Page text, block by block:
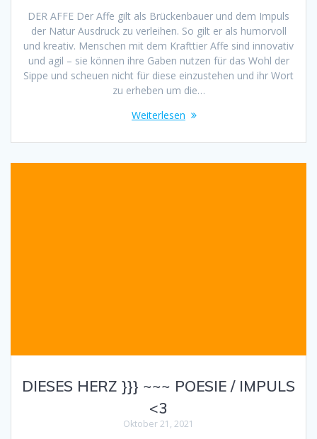
DER AFFE Der Affe gilt als Brückenbauer und dem Impuls
der Natur Ausdruck zu verleihen. So gilt er als humorvoll
und kreativ. Menschen mit dem Krafttier Affe sind innovativ
und agil – sie können ihre Gaben nutzen für das Wohl der
Sippe und scheuen nicht für diese einzustehen und ihr Wort
zu erheben um die…
Weiterlesen
DIESES HERZ }}} ~~~ POESIE / IMPULS
<3
Oktober 21, 2021